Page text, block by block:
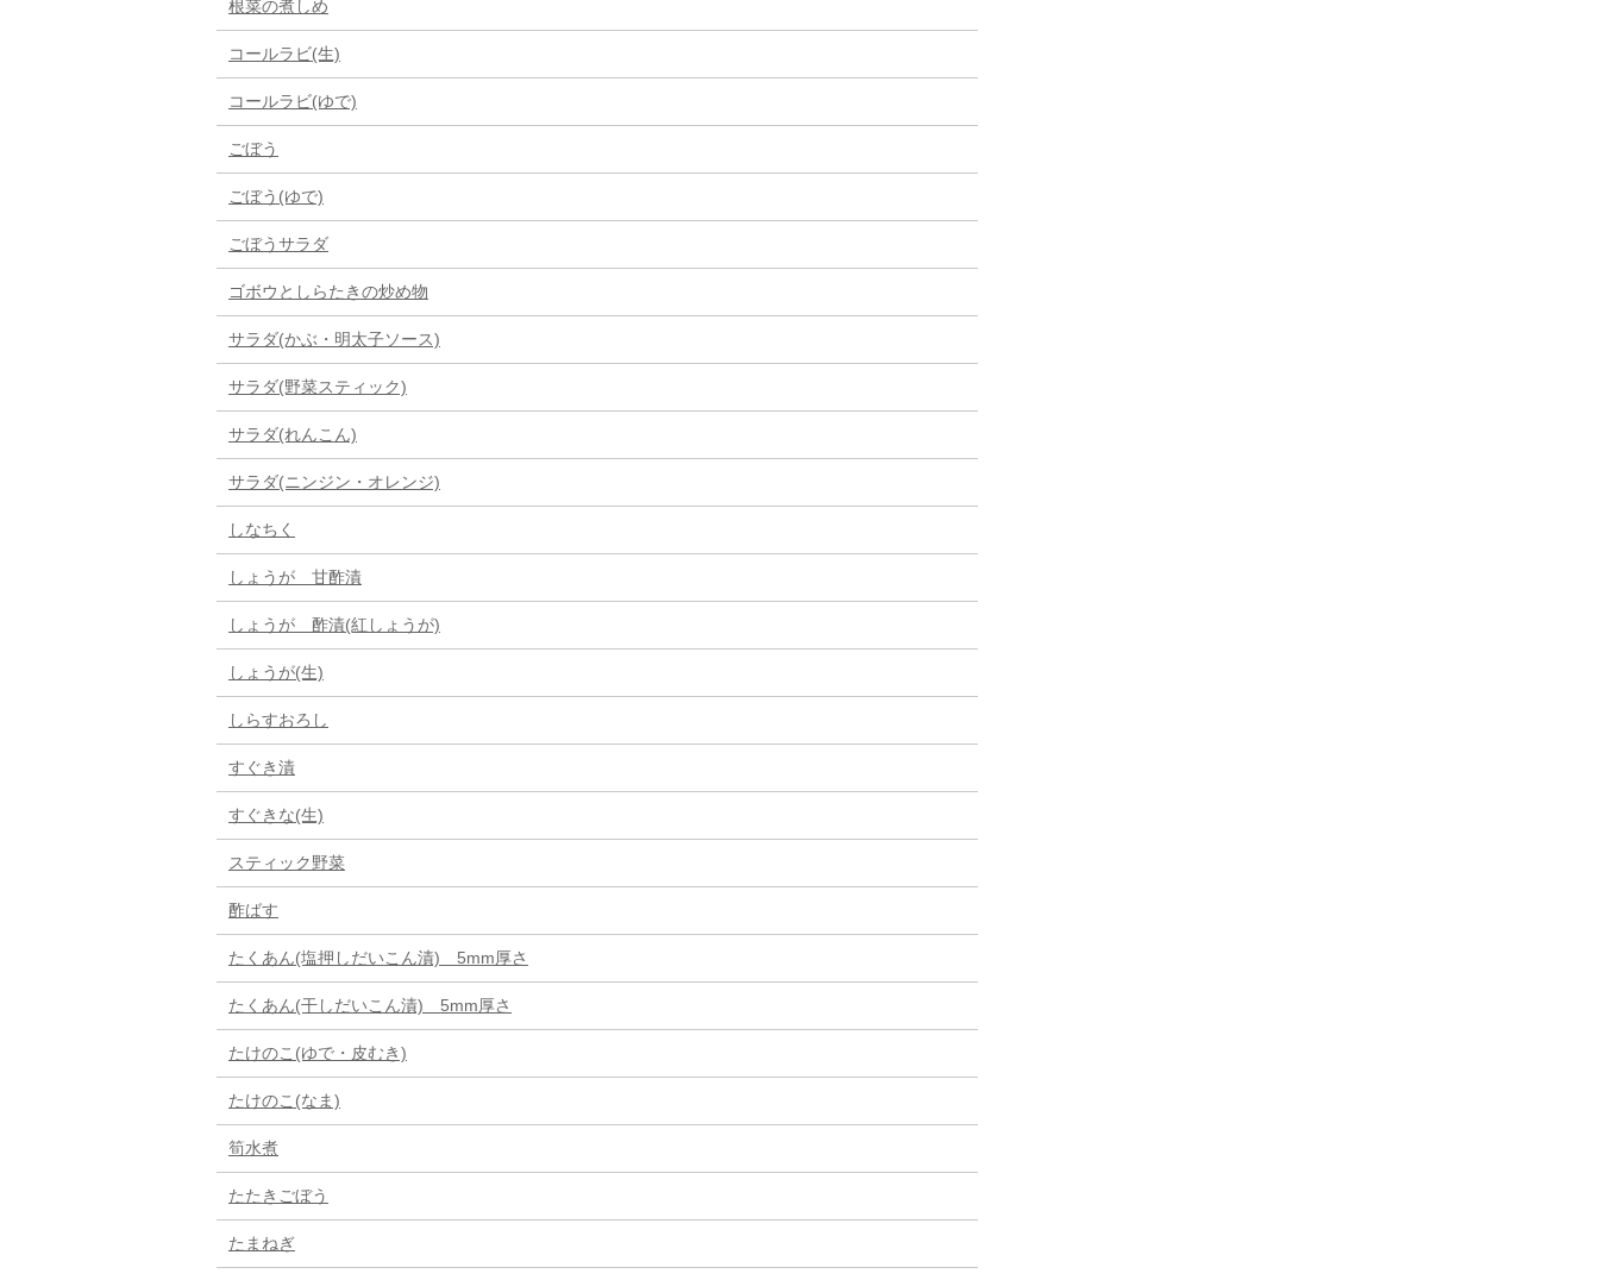
根菜の煮しめ
コールラビ(生)
コールラビ(ゆで)
ごぼう
ごぼう(ゆで)
ごぼうサラダ
ゴボウとしらたきの炒め物
サラダ(かぶ・明太子ソース)
サラダ(野菜スティック)
サラダ(れんこん)
サラダ(ニンジン・オレンジ)
しなちく
しょうが 甘酢漬
しょうが 酢漬(紅しょうが)
しょうが(生)
しらすおろし
すぐき漬
すぐきな(生)
スティック野菜
酢ばす
たくあん(塩押しだいこん漬) 5mm厚さ
たくあん(干しだいこん漬) 5mm厚さ
たけのこ(ゆで・皮むき)
たけのこ(なま)
筍水煮
たたきごぼう
たまねぎ